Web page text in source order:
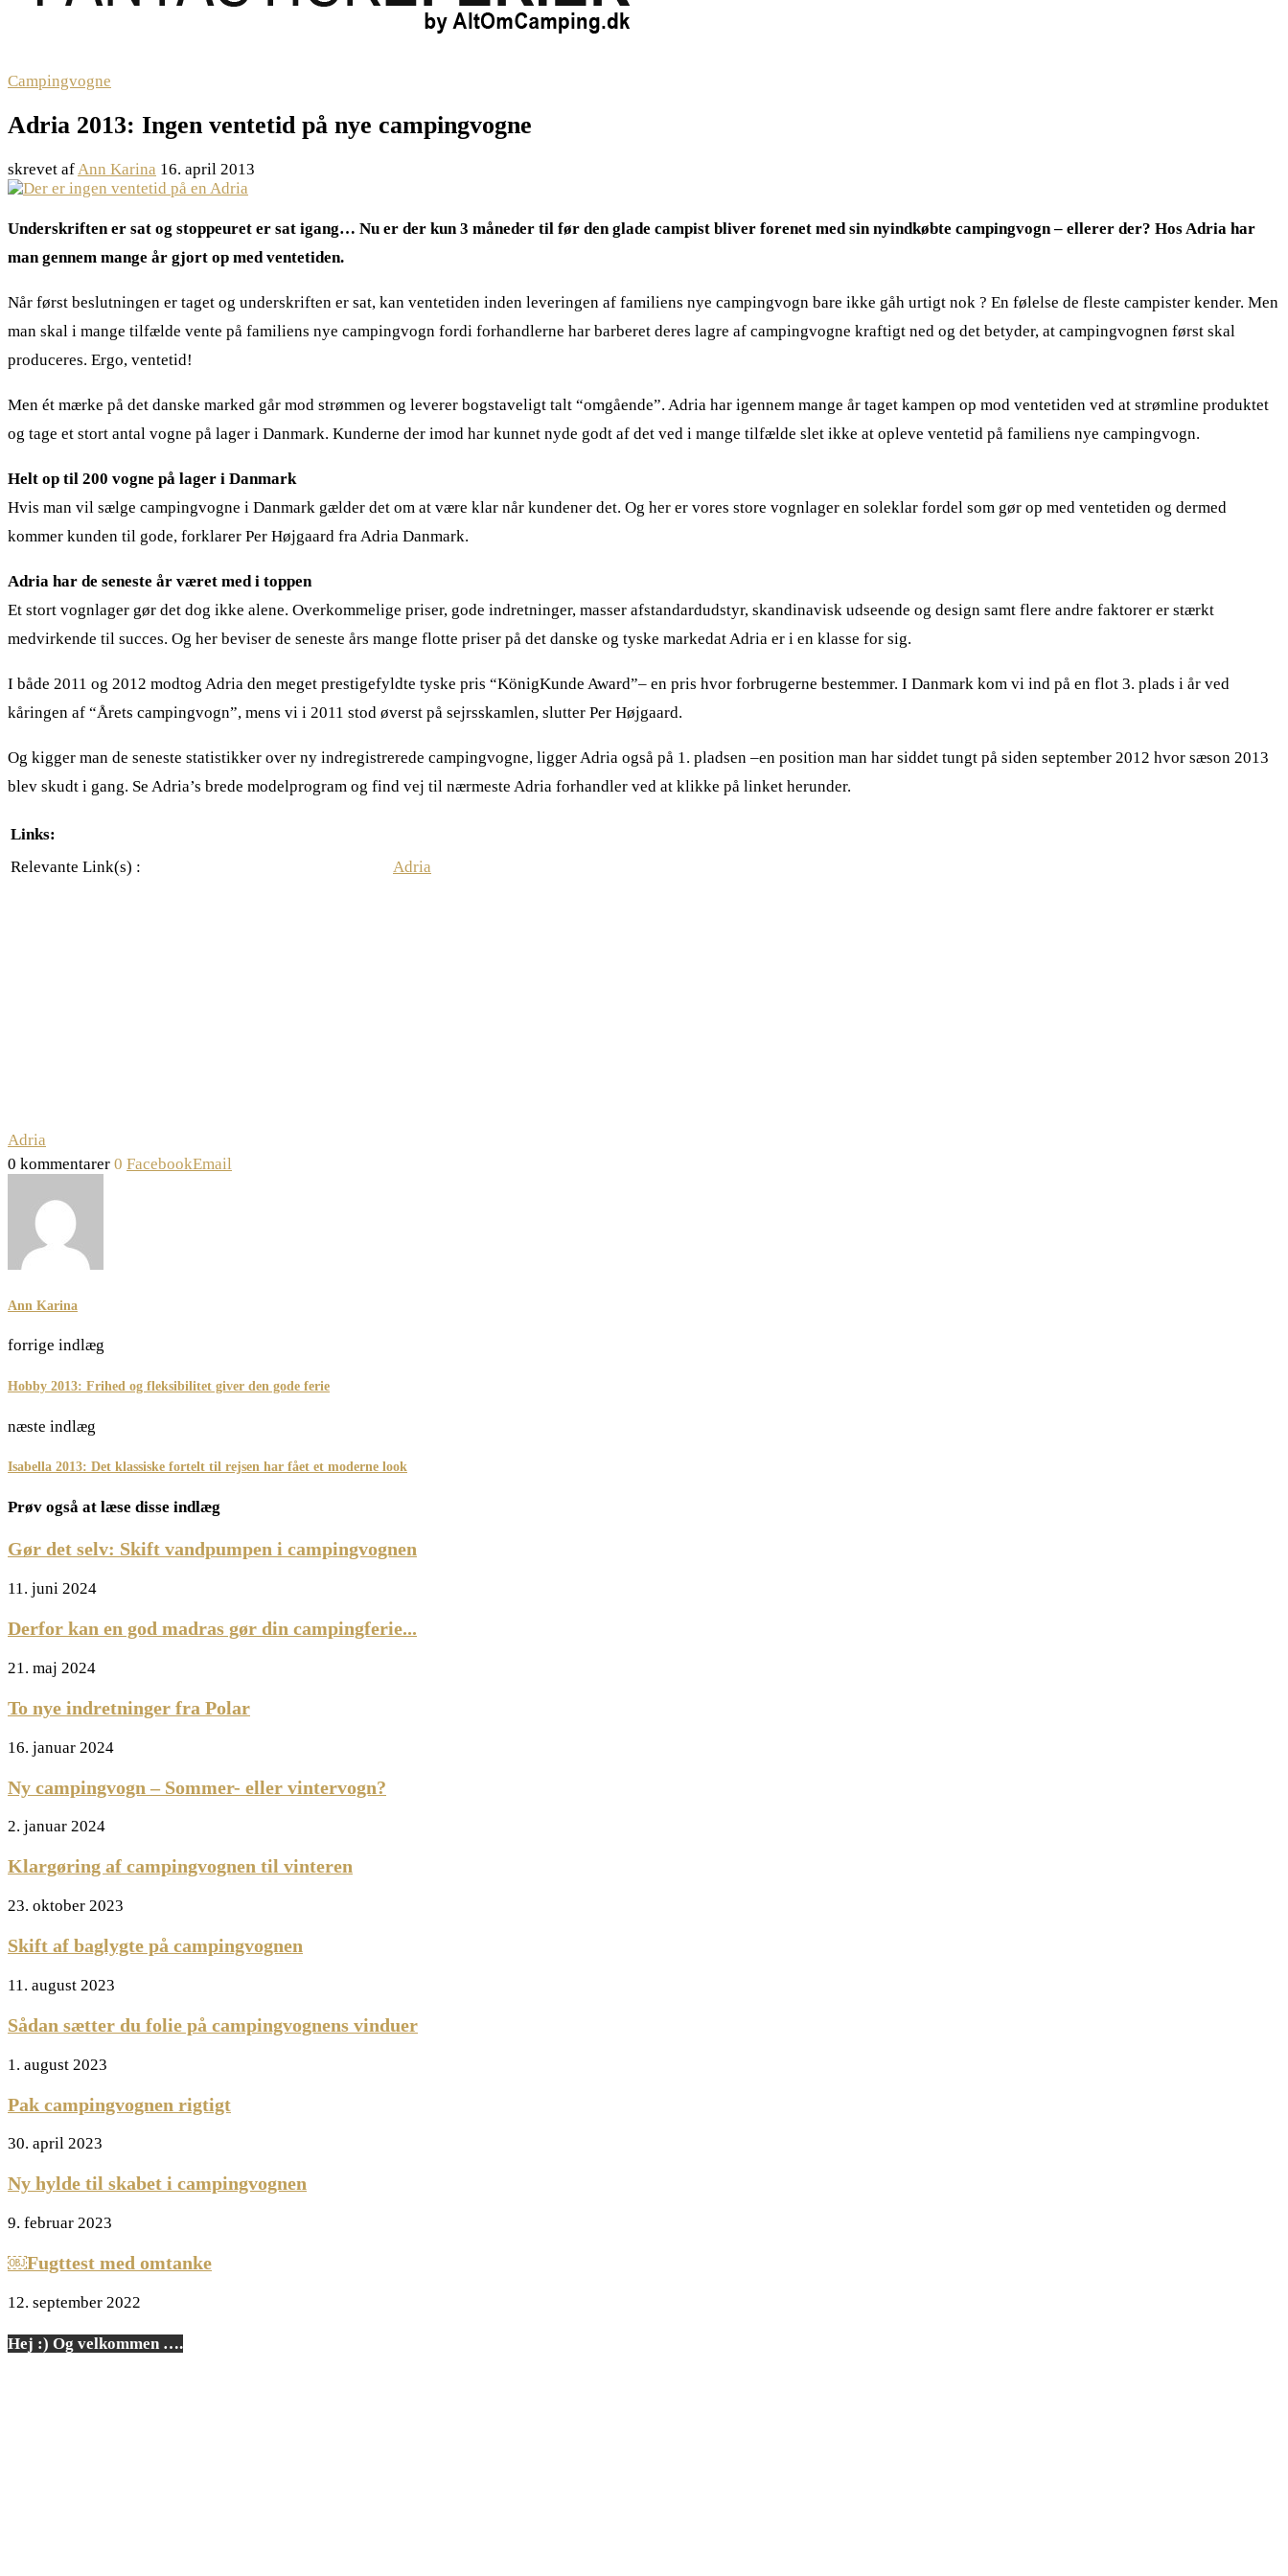
Campingvogne
Adria 2013: Ingen ventetid på nye campingvogne
skrevet afAnn Karina 16. april 2013
Underskriften er sat og stoppeuret er sat igang… Nu er der kun 3 måneder til før den glade campist bliver forenet med sin nyindkøbte campingvogn – ellerer der? Hos Adria har
man gennem mange år gjort op med ventetiden.
Når først beslutningen er taget og underskriften er sat, kan ventetiden inden leveringen af familiens nye campingvogn bare ikke gåh urtigt nok ? En følelse de fleste campister kender. Men
man skal i mange tilfælde vente på familiens nye campingvogn fordi forhandlerne har barberet deres lagre af campingvogne kraftigt ned og det betyder, at campingvognen først skal
produceres. Ergo, ventetid!
Men ét mærke på det danske marked går mod strømmen og leverer bogstaveligt talt “omgående”. Adria har igennem mange år taget kampen op mod ventetiden ved at strømline produktet
og tage et stort antal vogne på lager i Danmark. Kunderne der imod har kunnet nyde godt af det ved i mange tilfælde slet ikke at opleve ventetid på familiens nye campingvogn.
Helt op til 200 vogne på lager i Danmark
Hvis man vil sælge campingvogne i Danmark gælder det om at være klar når kundener det. Og her er vores store vognlager en soleklar fordel som gør op med ventetiden og dermed
kommer kunden til gode, forklarer Per Højgaard fra Adria Danmark.
Adria har de seneste år været med i toppen
Et stort vognlager gør det dog ikke alene. Overkommelige priser, gode indretninger, masser afstandardudstyr, skandinavisk udseende og design samt flere andre faktorer er stærkt
medvirkende til succes. Og her beviser de seneste års mange flotte priser på det danske og tyske markedat Adria er i en klasse for sig.
I både 2011 og 2012 modtog Adria den meget prestigefyldte tyske pris “KönigKunde Award”– en pris hvor forbrugerne bestemmer. I Danmark kom vi ind på en flot 3. plads i år ved
kåringen af “Årets campingvogn”, mens vi i 2011 stod øverst på sejrsskamlen, slutter Per Højgaard.
Og kigger man de seneste statistikker over ny indregistrerede campingvogne, ligger Adria også på 1. pladsen –en position man har siddet tungt på siden september 2012 hvor sæson 2013
blev skudt i gang. Se Adria’s brede modelprogram og find vej til nærmeste Adria forhandler ved at klikke på linket herunder.
Links:
Relevante Link(s) :
Adria
Adria
0 kommentarer 0 FacebookEmail
Ann Karina
forrige indlæg
Hobby 2013: Frihed og fleksibilitet giver den gode ferie
næste indlæg
Isabella 2013: Det klassiske fortelt til rejsen har fået et moderne look
Prøv også at læse disse indlæg
Gør det selv: Skift vandpumpen i campingvognen
11. juni 2024
Derfor kan en god madras gør din campingferie...
21. maj 2024
To nye indretninger fra Polar
16. januar 2024
Ny campingvogn – Sommer- eller vintervogn?
2. januar 2024
Klargøring af campingvognen til vinteren
23. oktober 2023
Skift af baglygte på campingvognen
11. august 2023
Sådan sætter du folie på campingvognens vinduer
1. august 2023
Pak campingvognen rigtigt
30. april 2023
Ny hylde til skabet i campingvognen
9. februar 2023
￼Fugttest med omtanke
12. september 2022
Hej :) Og velkommen ….